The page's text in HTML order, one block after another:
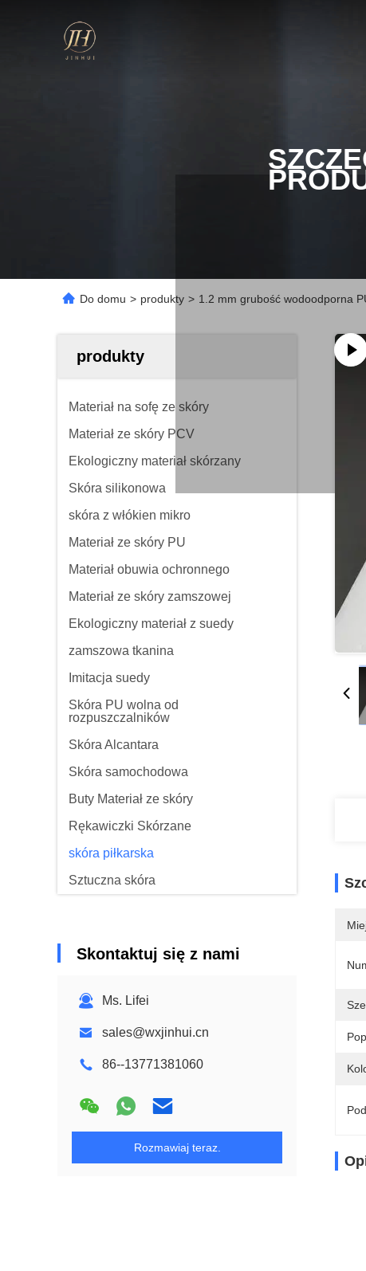
Do domu > produkty > 1.2 mm grubość wodoodporna
produkty
Materiał na sofę ze skóry
Materiał ze skóry PCV
Ekologiczny materiał skórzany
Skóra silikonowa
skóra z włókien mikro
Materiał ze skóry PU
Materiał obuwia ochronnego
Materiał ze skóry zamszowej
Ekologiczny materiał z suedy
zamszowa tkanina
Imitacja suedy
Skóra PU wolna od
rozpuszczalników
Skóra Alcantara
Skóra samochodowa
Buty Materiał ze skóry
Rękawiczki Skórzane
skóra piłkarska
Sztuczna skóra
Skontaktuj się z nami
Ms. Lifei
sales@wxjinhui.cn
86--13771381060
Rozmawiaj teraz.